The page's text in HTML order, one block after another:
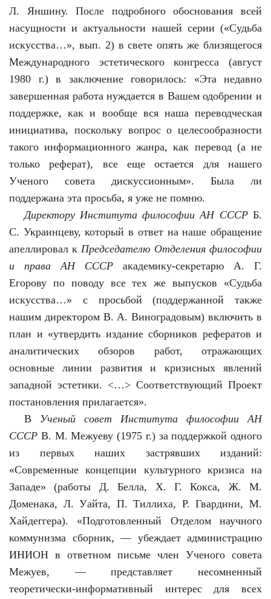
Л. Яншину. После подробного обоснования всей
насущности и актуальности нашей серии («Судьба
искусства…», вып. 2) в свете опять же близящегося
Международного эстетического конгресса (август
1980 г.) в заключение говорилось: «Эта недавно
завершенная работа нуждается в Вашем одобрении и
поддержке, как и вообще вся наша переводческая
инициатива, поскольку вопрос о целесообразности
такого информационного жанра, как перевод (а не
только реферат), все еще остается для нашего
Ученого совета дискуссионным». Была ли
поддержана эта просьба, я уже не помню.
Директору Института философии АН СССРБ.
С. Украинцеву, который в ответ на наше обращение
апеллировал к Председателю Отделения философии
и права
АН СССР академику-секретарю А. Г.
Егорову по поводу все тех же выпусков «Судьба
искусства…» с просьбой (поддержанной также
нашим директором В. А. Виноградовым) включить в
план и «утвердить издание сборников рефератов и
аналитических обзоров работ, отражающих
основные линии развития и кризисных явлений
западной эстетики. <…> Соответствующий Проект
постановления прилагается».
В Ученый совет Института философии АН
СССР В. М. Межуеву (1975 г.) за поддержкой одного
из первых наших застрявших изданий:
«Современные концепции культурного кризиса на
Западе» (работы Д. Белла, Х. Г. Кокса, Ж. М.
Доменака, Л. Уайта, П. Тиллиха, Р. Гвардини, М.
Хайдеггера). «Подготовленный Отделом научного
коммунизма сборник, — убеждает администрацию
ИНИОН в ответном письме член Ученого совета
Межуев, — представляет несомненный
теоретически-информативный интерес для всех